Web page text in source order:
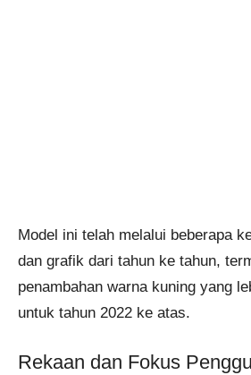
Model ini telah melalui beberapa
dan grafik dari tahun ke tahun,
penambahan warna kuning yang
untuk tahun 2022 ke atas.
Rekaan dan Fokus